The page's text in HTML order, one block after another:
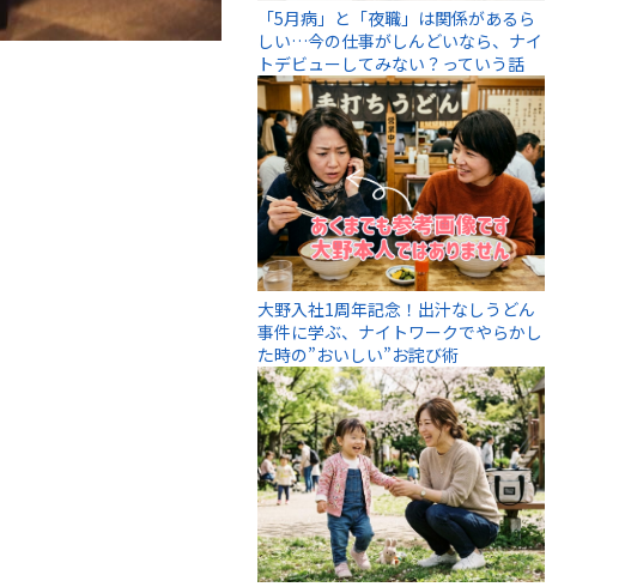
「5月病」と「夜職」は関係があるら
しい…今の仕事がしんどいなら、ナイ
トデビューしてみない？っていう話
大野入社1周年記念！出汁なしうどん
事件に学ぶ、ナイトワークでやらかし
た時の”おいしい”お詫び術